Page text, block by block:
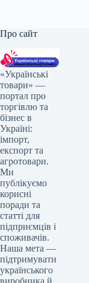
Про сайт
«Українські
товари» —
портал про
торгівлю та
бізнес в
Україні:
імпорт,
експорт та
агротовари.
Ми
публікуємо
корисні
поради та
статті для
підприємців і
споживачів.
Наша мета —
підтримувати
українського